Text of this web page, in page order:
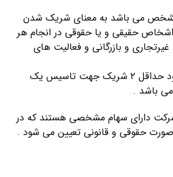
می باشد به معنای شریک شدن
حقیقی و یا حقوقی در انجام هر
و بازرگانی و فعالیت های
در کمترین حالت موجود حداقل ۲ شریک جهت تاسیس یک
باشد .
دارای سهام مشخصی هستند که در
حقوقی و قانونی تعیین می شود .